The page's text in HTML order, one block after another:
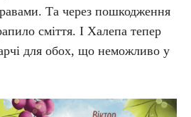
Та через пошкодження
сміття. І Халепа тепер
для обох, що неможливо у